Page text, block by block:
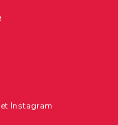
Instagram